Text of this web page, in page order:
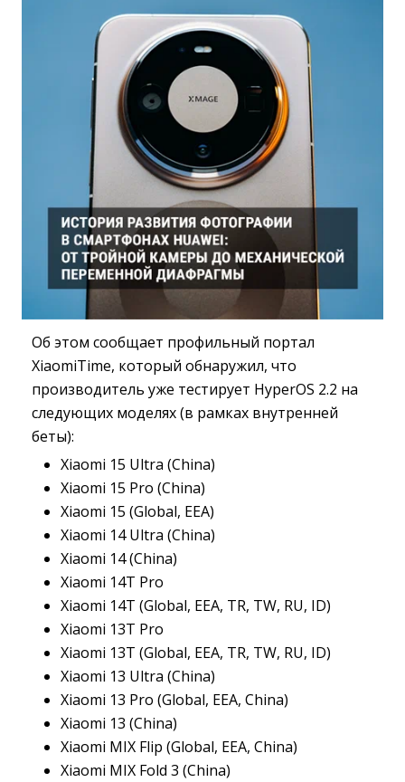
Об этом сообщает профильный портал
XiaomiTime, который обнаружил, что
производитель уже тестирует HyperOS 2.2 на
следующих моделях (в рамках внутренней
беты):
Xiaomi 15 Ultra (China)
Xiaomi 15 Pro (China)
Xiaomi 15 (Global, EEA)
Xiaomi 14 Ultra (China)
Xiaomi 14 (China)
Xiaomi 14T Pro
Xiaomi 14T (Global, EEA, TR, TW, RU, ID)
Xiaomi 13T Pro
Xiaomi 13T (Global, EEA, TR, TW, RU, ID)
Xiaomi 13 Ultra (China)
Xiaomi 13 Pro (Global, EEA, China)
Xiaomi 13 (China)
Xiaomi MIX Flip (Global, EEA, China)
Xiaomi MIX Fold 3 (China)